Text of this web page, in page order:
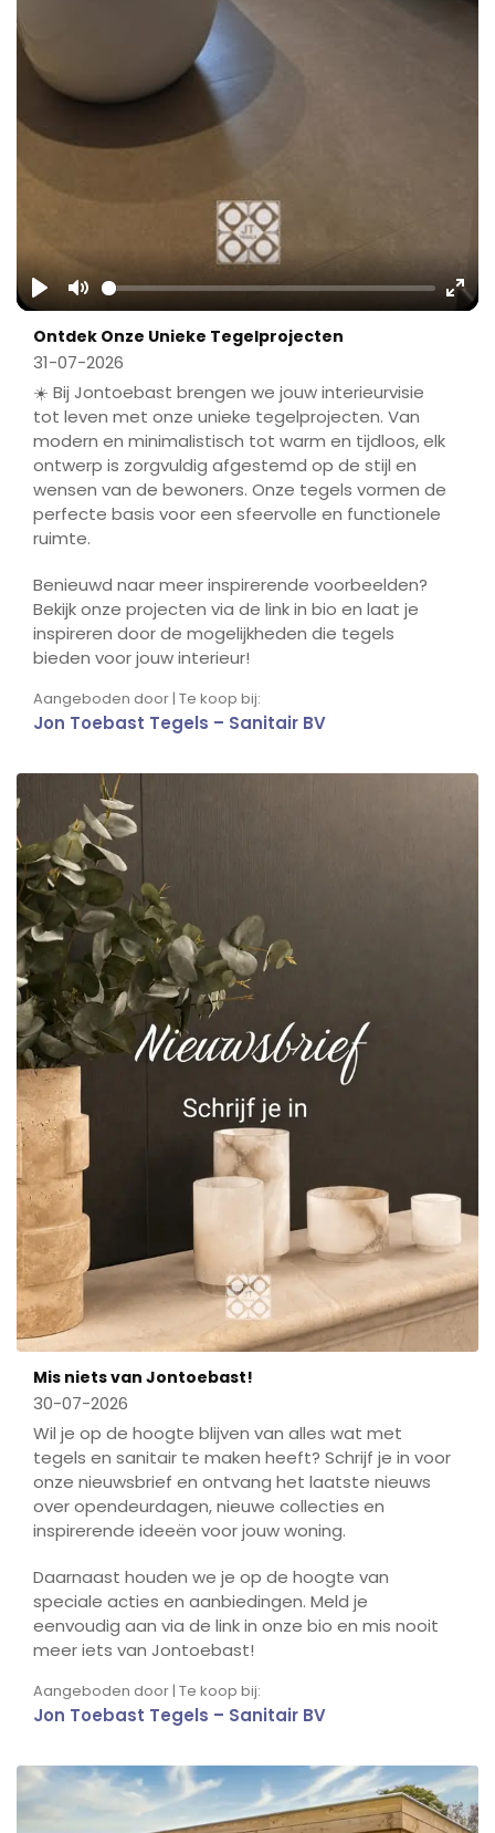
Play Mute
Ontdek Onze Unieke Tegelprojecten
31-07-2026
☀️ Bij Jontoebast brengen we jouw interieurvisie
tot leven met onze unieke tegelprojecten. Van
modern en minimalistisch tot warm en tijdloos, elk
ontwerp is zorgvuldig afgestemd op de stijl en
wensen van de bewoners. Onze tegels vormen de
perfecte basis voor een sfeervolle en functionele
ruimte.
Benieuwd naar meer inspirerende voorbeelden?
Bekijk onze projecten via de link in bio en laat je
inspireren door de mogelijkheden die tegels
bieden voor jouw interieur!
Aangeboden door | Te koop bij:
Jon Toebast Tegels – Sanitair BV
Mis niets van Jontoebast!
30-07-2026
Wil je op de hoogte blijven van alles wat met
tegels en sanitair te maken heeft? Schrijf je in voor
onze nieuwsbrief en ontvang het laatste nieuws
over opendeurdagen, nieuwe collecties en
inspirerende ideeën voor jouw woning.
Daarnaast houden we je op de hoogte van
speciale acties en aanbiedingen. Meld je
eenvoudig aan via de link in onze bio en mis nooit
meer iets van Jontoebast!
Aangeboden door | Te koop bij:
Jon Toebast Tegels – Sanitair BV